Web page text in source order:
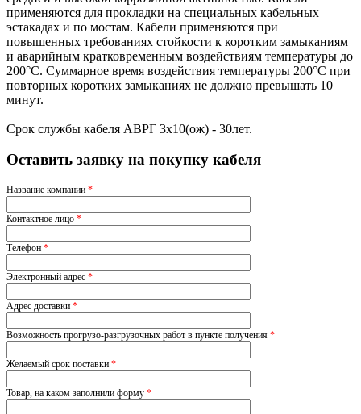
применяются для прокладки на специальных кабельных
эстакадах и по мостам. Кабели применяются при
повышенных требованиях стойкости к коротким замыканиям
и аварийным кратковременным воздействиям температуры до
200°С. Суммарное время воздействия температуры 200°С при
повторных коротких замыканиях не должно превышать 10
минут.
Срок службы кабеля АВРГ 3х10(ож) - 30лет.
Оставить заявку на покупку кабеля
Название компании *
Контактное лицо *
Телефон *
Электронный адрес *
Адрес доставки *
Возможность прогрузо-разгрузочных работ в пункте получения *
Желаемый срок поставки *
Товар, на каком заполнили форму *